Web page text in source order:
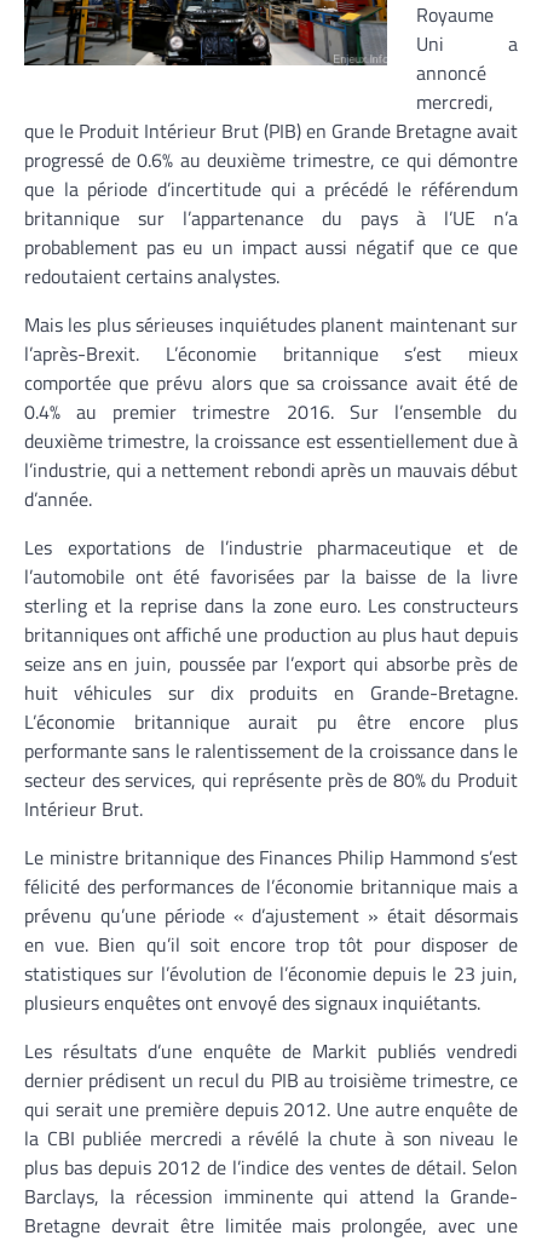
Royaume
Uni a
annoncé
mercredi,
que le Produit Intérieur Brut (PIB) en Grande Bretagne avait
progressé de 0.6% au deuxième trimestre, ce qui démontre
que la période d’incertitude qui a précédé le référendum
britannique sur l’appartenance du pays à l’UE n’a
probablement pas eu un impact aussi négatif que ce que
redoutaient certains analystes.
Mais les plus sérieuses inquiétudes planent maintenant sur
l’après-Brexit. L’économie britannique s’est mieux
comportée que prévu alors que sa croissance avait été de
0.4% au premier trimestre 2016. Sur l’ensemble du
deuxième trimestre, la croissance est essentiellement due à
l’industrie, qui a nettement rebondi après un mauvais début
d’année.
Les exportations de l’industrie pharmaceutique et de
l’automobile ont été favorisées par la baisse de la livre
sterling et la reprise dans la zone euro. Les constructeurs
britanniques ont affiché une production au plus haut depuis
seize ans en juin, poussée par l’export qui absorbe près de
huit véhicules sur dix produits en Grande-Bretagne.
L’économie britannique aurait pu être encore plus
performante sans le ralentissement de la croissance dans le
secteur des services, qui représente près de 80% du Produit
Intérieur Brut.
Le ministre britannique des Finances Philip Hammond s’est
félicité des performances de l’économie britannique mais a
prévenu qu’une période « d’ajustement » était désormais
en vue. Bien qu’il soit encore trop tôt pour disposer de
statistiques sur l’évolution de l’économie depuis le 23 juin,
plusieurs enquêtes ont envoyé des signaux inquiétants.
Les résultats d’une enquête de Markit publiés vendredi
dernier prédisent un recul du PIB au troisième trimestre, ce
qui serait une première depuis 2012. Une autre enquête de
la CBI publiée mercredi a révélé la chute à son niveau le
plus bas depuis 2012 de l’indice des ventes de détail. Selon
Barclays, la récession imminente qui attend la Grande-
Bretagne devrait être limitée mais prolongée, avec une